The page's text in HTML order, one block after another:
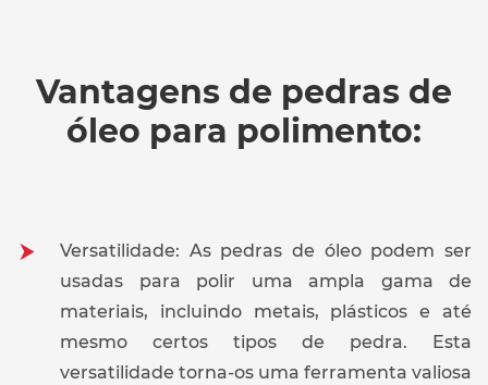
Vantagens de pedras de
óleo para polimento:
Versatilidade: As pedras de óleo podem ser
usadas para polir uma ampla gama de
materiais, incluindo metais, plásticos e até
mesmo certos tipos de pedra. Esta
versatilidade torna-os uma ferramenta valiosa